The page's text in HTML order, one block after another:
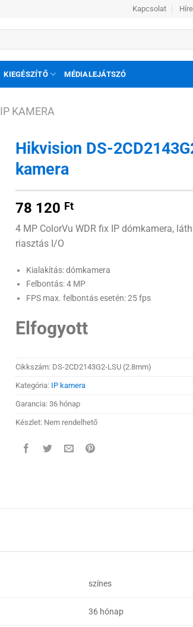
Kapcsolat
KIEGÉSZÍTŐ MÉDIALEJÁTSZÓ
IP KAMERA
Hikvision DS-
kamera
78 120 Ft
4 MP ColorVu WDR fix IP dómkamera,
riasztás I/O
Kialakítás: dómkamera
Felbontás: 4 MP
FPS max. felbontás esetén: 25 fps
Elfogyott
Cikkszám: DS-2CD2143G2-LSU (2.8mm)
Kategória: IP kamera
Garancia: 36 hónap
Készlet: Nem rendelhető
színes
36 hónap